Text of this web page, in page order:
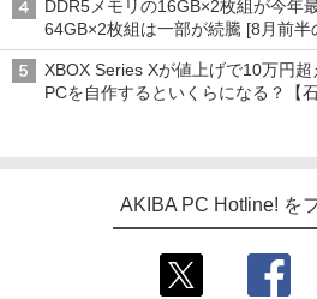
DDR5メモリの16GB×2枚組が今年
64GB×2枚組は一部が続騰 [8月前
XBOX Series Xが値上げで10万円
PCを自作するといくらになる？【
AKIBA PC Hotline! を